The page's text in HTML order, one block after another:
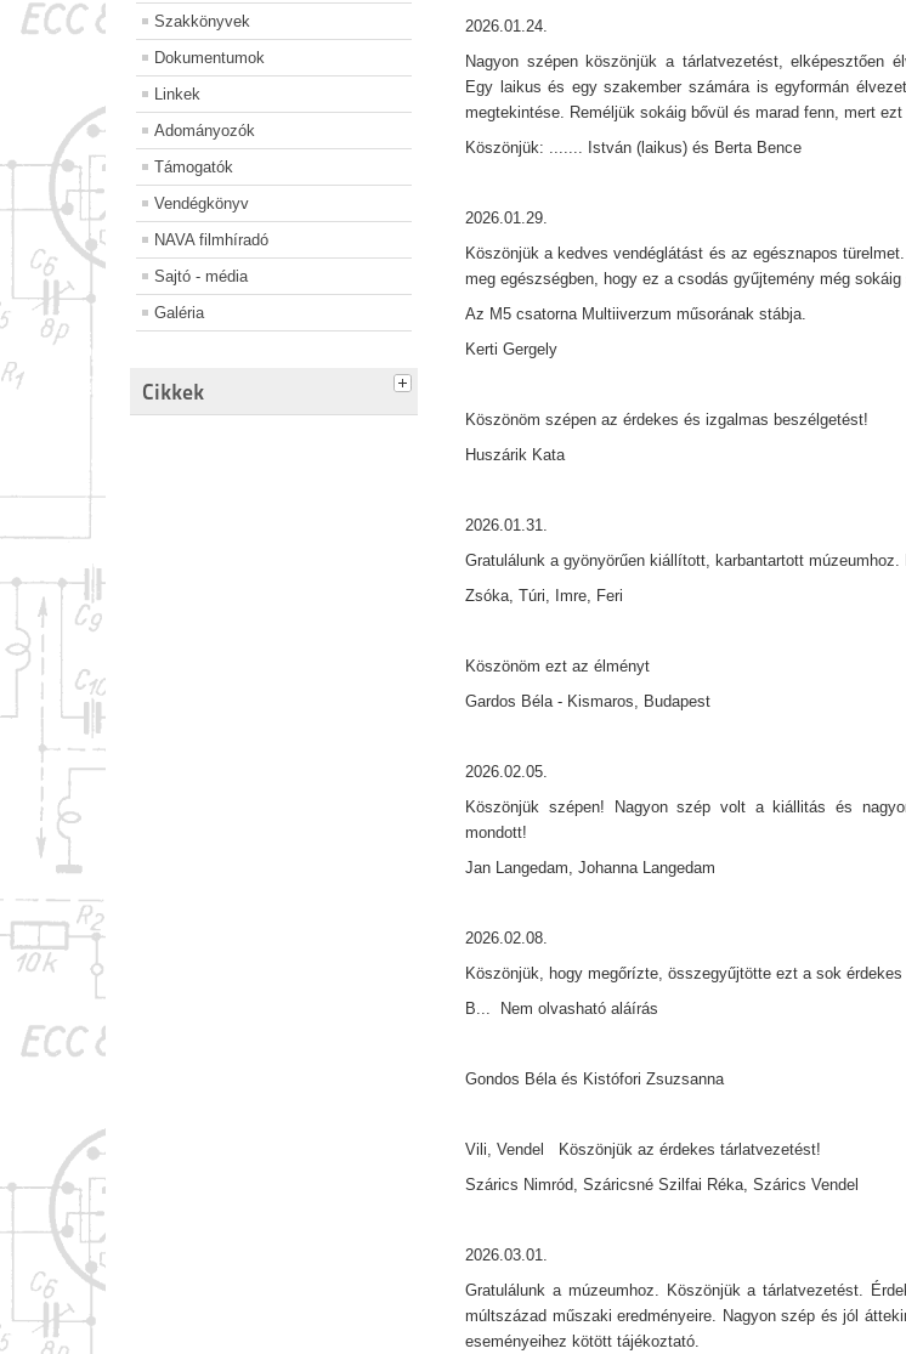
Szakkönyvek
Dokumentumok
Linkek
Adományozók
Támogatók
Vendégkönyv
NAVA filmhíradó
Sajtó - média
Galéria
Cikkek
2026.01.24.
Nagyon szépen köszönjük a tárlatvezetést, elképesztően
Egy laikus és egy szakember számára is egyformán
megtekintése. Reméljük sokáig bővül és marad fenn, mert
Köszönjük: ....... István (laikus) és Berta Bence
2026.01.29.
Köszönjük a kedves vendéglátást és az egésznapos
meg egészségben, hogy ez a csodás gyűjtemény még
Az M5 csatorna Multiiverzum műsorának stábja.
Kerti Gergely
Köszönöm szépen az érdekes és izgalmas beszélgetést!
Huszárik Kata
2026.01.31.
Gratulálunk a gyönyörűen kiállított, karbantartott
Zsóka, Túri, Imre, Feri
Köszönöm ezt az élményt
Gardos Béla - Kismaros, Budapest
2026.02.05.
Köszönjük szépen! Nagyon szép volt a kiállitás és
mondott!
Jan Langedam, Johanna Langedam
2026.02.08.
Köszönjük, hogy megőrízte, összegyűjtötte ezt a sok
B... Nem olvasható aláírás
Gondos Béla és Kistófori Zsuzsanna
Vili, Vendel Köszönjük az érdekes tárlatvezetést!
Szárics Nimród, Száricsné Szilfai Réka, Szárics Vendel
2026.03.01.
Gratulálunk a múzeumhoz. Köszönjük a tárlatvezetést.
múltszázad műszaki eredményeire. Nagyon szép és jól
eseményeihez kötött tájékoztató.